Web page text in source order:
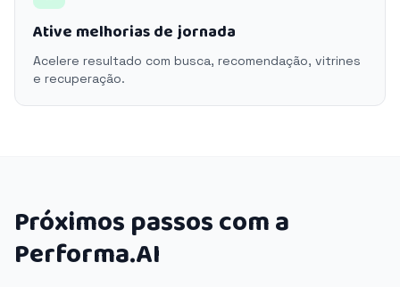
Ative melhorias de jornada
Acelere resultado com busca, recomendação, vitrines
e recuperação.
Próximos passos com a
Performa.AI